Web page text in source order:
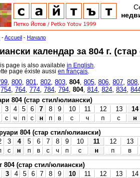
-Accueil - Начало
календар за 804 г. (стар
page is also availablein English
page éxiste aussien français
800 801 802 803 804, 805 806 807 808
754 764 774 784 794 804, 814 824 834
804 (стар стил/юлиански)
3 4 5 6 7 8 9 10 11 12 13 14
с ч п с н п в с ч п с н
804 (стар стил/юлиански)
3 4 5 6 7 8 9 10 11 12 13
с н п в с ч п с н п в
804 (стар стил/юлиански)
3 4 5 6 7 8 9 10 11 12 13 14